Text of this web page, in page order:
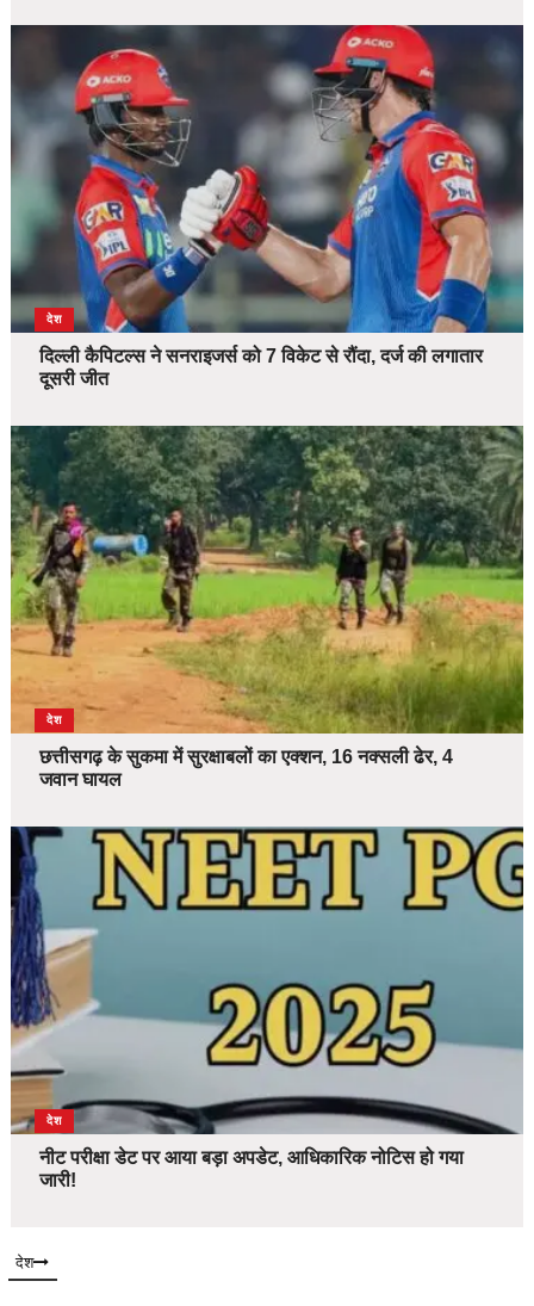
देश
दिल्ली कैपिटल्स ने सनराइजर्स को 7 विकेट से रौंदा, दर्ज की लगातार
दूसरी जीत
देश
छत्तीसगढ़ के सुकमा में सुरक्षाबलों का एक्शन, 16 नक्सली ढेर, 4
जवान घायल
देश
नीट परीक्षा डेट पर आया बड़ा अपडेट, आधिकारिक नोटिस हो गया
जारी!
देश